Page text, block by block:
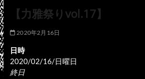
【力雅祭りvol.17】
2020年2月16日
日時
2020/02/16/日曜日
終日